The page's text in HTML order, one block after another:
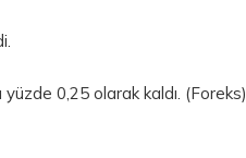
0,25 olarak kaldı. (Foreks)